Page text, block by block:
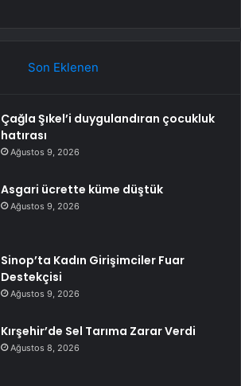
Son Eklenen
Çağla Şıkel’i duygulandıran çocukluk
hatırası
Ağustos 9, 2026
Asgari ücrette küme düştük
Ağustos 9, 2026
Sinop’ta Kadın Girişimciler Fuar
Destekçisi
Ağustos 9, 2026
Kırşehir’de Sel Tarıma Zarar Verdi
Ağustos 8, 2026